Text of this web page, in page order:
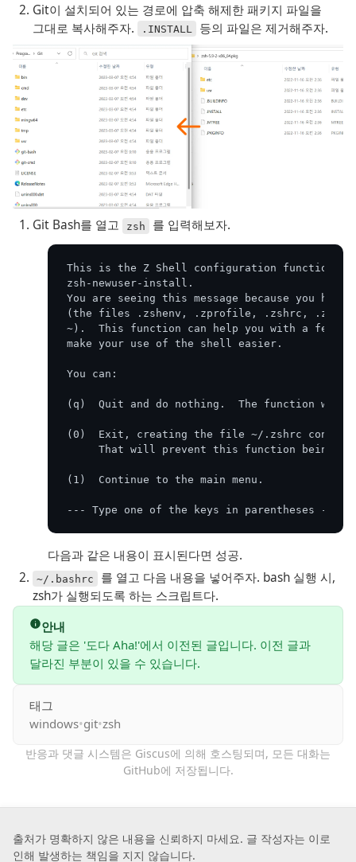
Git이 설치되어 있는 경로에 압축 해제한 패키지 파일을
그대로 복사해주자.
.INSTALL 등의 파일은 제거해주자.
Git Bash를 열고 zsh 를 입력해보자.
This is the Z Shell configuration function
zsh-newuser-install.
You are seeing this message because you
(the files .zshenv, .zprofile, .zshrc,
~).  This function can help you with a few
make your use of the shell easier.
You can:
(q)  Quit and do nothing.  The function will
(0)  Exit, creating the file ~/.zshrc
That will prevent this function being
(1)  Continue to the main menu.
--- Type one of the keys in parentheses ---
다음과 같은 내용이 표시된다면 성공.
~/.bashrc
를 열고 다음 내용을 넣어주자. bash 실행 시,
zsh가 실행되도록 하는 스크립트다.
안내
해당 글은 '도다 Aha!'에서 이전된 글입니다. 이전 글과
달라진 부분이 있을 수 있습니다.
태그
windows•git•zsh
반응과 댓글 시스템은 Giscus에 의해 호스팅되며, 모든 대화는
GitHub에 저장됩니다.
출처가 명확하지 않은 내용을 신뢰하지 마세요. 글 작성자는 이로
인해 발생하는 책임을 지지 않습니다.